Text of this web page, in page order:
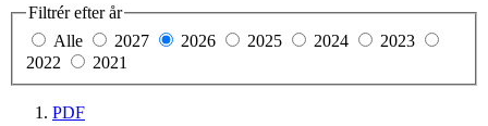
Filtrér efter år
Alle
2027 2026 2025 2024
2023
2022
2021
PDF